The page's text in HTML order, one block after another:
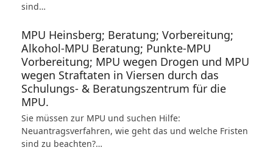
sind…
MPU Heinsberg; Beratung; Vorbereitung;
Alkohol-MPU Beratung; Punkte-MPU
Vorbereitung; MPU wegen Drogen und MPU
wegen Straftaten in Viersen durch das
Schulungs- & Beratungszentrum für die
MPU.
Sie müssen zur MPU und suchen Hilfe:
Neuantragsverfahren, wie geht das und welche Fristen
sind zu beachten?…